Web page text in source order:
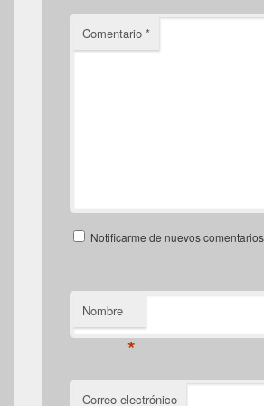
Comentario *
Notificarme de nuevos
Nombre
*
Correo electrónico